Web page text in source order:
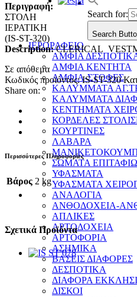
Search for:
Search
ΙΕΡΟΡΑΦΕΙΟ
ΑΜΦΙΑ
ΑΜΦΙΑ ΚΕΝΤΗΤΑ
ΑΜΦΙΑ-ΣΤΟΦΕΣ
ΚΑΛΥΜΜΑΤΑ
ΚΑΛΥΜΜΑΤΑ
ΚΕΝΤΗΜΑΤΑ
ΚΟΡΔΕΛΕΣ
ΚΟΥΡΤΙΝΕΣ
ΛΑΒΑΡΑ
ΣΩΜΑΤΑ
ΥΦΑΣΜΑΤΑ
ΥΦΑΣΜΑΤΑ
ΑΝΑΛΟΓΙΑ
ΑΝΘΟΔΟΧΕΙΑ-
ΑΠΛΙΚΕΣ
ΑΡΤΟΔΟΧΕΙΑ
ΑΡΤΟΦΟΡΙΑ
ΑΣΗΜΙΚΑ
ΒΑΣΕΙΣ ΔΙΑΦΟΡΕΣ
ΔΕΣΠΟΤΙΚΑ
ΔΙΑΦΟΡΑ
ΔΙΣΚΟΙ
Περιγραφή:
ΣΤΟΛΗ
ΙΕΡΑΤΙΚΗ
(IS-ST-320)
Description:CLERICAL
Σε απόθεμα
Κωδικός προϊόντος:IS-ST-320
Share on:
Περισσότερες Πληροφορίες
Βάρος 2 kg
Σχετικά Προϊόντα